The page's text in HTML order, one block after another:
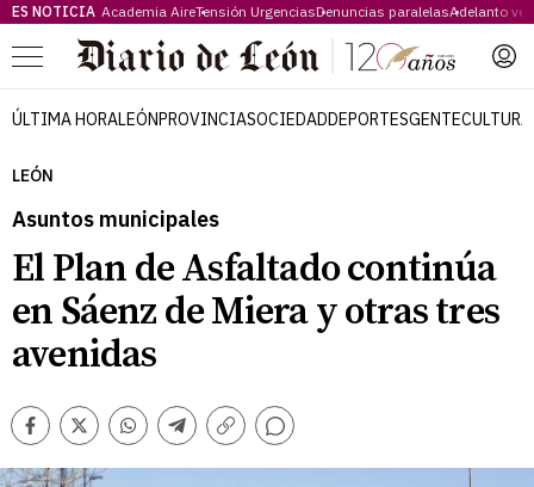
ES NOTICIA Academia AireTensión UrgenciasDenuncias paralelasAdelanto
Menú
ÚLTIMA HORALEÓNPROVINCIASOCIEDADDEPORTESGENTECULTURA
LEÓN
Asuntos municipales
El Plan de Asfaltado continúa
en Sáenz de Miera y otras tres
avenidas
Facebook
TwitterWhatsappTelegram
Copiar
Comentarios